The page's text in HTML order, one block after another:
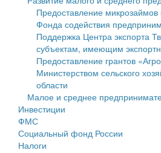
Культура
Образование
Здравоохранение
Социальная защита
Фотоальбом
Открытые данные
Работа с обращениями граждан
Муниципальный контроль
Муниципальные услуги
Проекты административных
Антимонопольный комплаенс
объектов недвижимости
Имущественная поддержка
среднего предпринимательства
Информационная поддержка
среднего предпринимательства
Муниципальные программы
Предоставление микрозаймов
Фонда содействия
Поддержка Центра экспорта
субъектам, имеющим
Предоставление грантов
Министерством сельского
области
Малое и среднее
Инвестиции
ФМС
Социальный фонд России
Налоги